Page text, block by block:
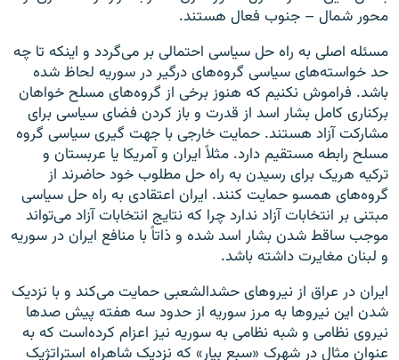
محور شمال – جنوب فعال هستند.
مسئله اصلی به راه حل سیاسی احتمالی بر می‌گردد و اینکه تا چه
حد خواسته‌های سیاسی گروه‌های درگیر در سوریه لحاظ شده
باشد. فراموش نکنیم که هنوز برخی از گروه‌های مسلح خواهان
برکناری کامل بشار اسد از قدرت و باز کردن فضای سیاسی برای
مشارکت آزاد هستند. حمایت خارجی با جهت گیری سیاسی گروه
مسلح رابطه مستقیم دارد. مثلاً ایران و آمریکا یا عربستان و
ترکیه هریک برای رسیدن به راه حل مطلوب خود حاضرند از
گروه‌های همسو حمایت کنند. ایران اعتقادی به راه حل سیاسی
مبتنی بر انتخابات آزاد ندارد چرا که نتایج انتخابات آزاد می‌تواند
موجب ساقط شدن بشار اسد شده و ذاتاً با منافع ایران در سوریه
و لبنان مغایرت داشته باشد.
ایران در عراق از نیروهای حشدالشعبی حمایت می‌کند و با نزدیک
شدن این نیروها به مرز سوریه از حدود سه هفته پیش صدها
نیروی نظامی و شبه نظامی به سوریه نیز اعزام کرده‌است که به
عنوان مثال در شهرک «سبع بیار» که نزدیک شاهراه استراتژیک